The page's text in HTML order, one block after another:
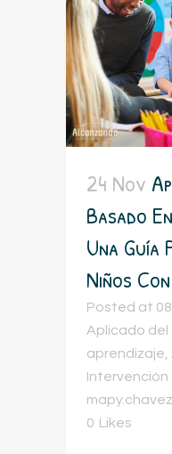
24 Nov
Basado
Una Guía
Niños
Posted at
Aplicado
aprendizaje
mapy.chavez
0 Likes